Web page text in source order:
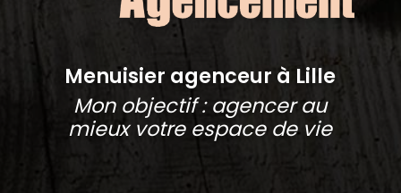
Menuisier agenceur à Lille
Mon objectif : agencer au
mieux votre espace de vie